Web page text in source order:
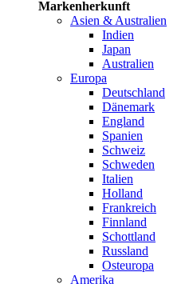
Markenherkunft
Asien & Australien
Indien
Japan
Australien
Europa
Deutschland
Dänemark
England
Spanien
Schweiz
Schweden
Italien
Holland
Frankreich
Finnland
Schottland
Russland
Osteuropa
Amerika